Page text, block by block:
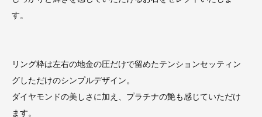
す。
リング枠は左右の地金の圧だけで留めたテンションセッティン
グしただけのシンプルデザイン。
ダイヤモンドの美しさに加え、プラチナの艶も感じていただけ
ます。